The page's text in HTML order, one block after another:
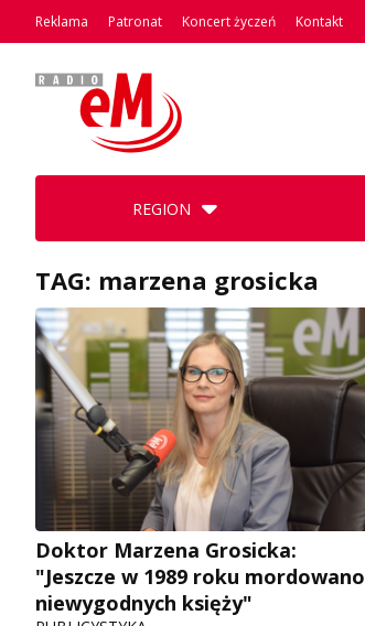
Reklama Patronat Koncert życzeń Kontakt
REGION
TAG: marzena grosicka
Doktor Marzena Grosicka:
"Jeszcze w 1989 roku mordowano
niewygodnych księży"